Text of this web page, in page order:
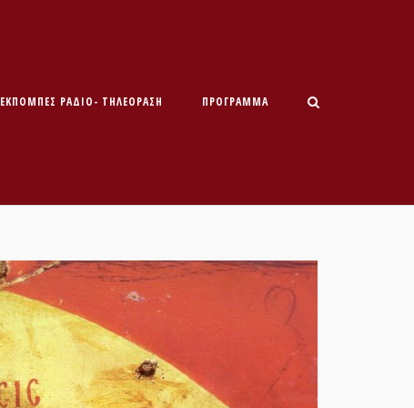
ΕΚΠΟΜΠΕΣ ΡΑΔΙΟ- ΤΗΛΕΟΡΑΣΗ ΠΡΌΓΡΑΜΜΑ